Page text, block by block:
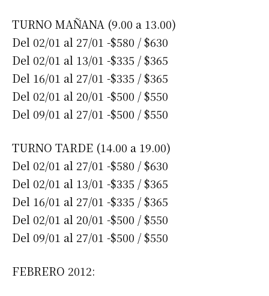
Suscribirme gratis
Dirección de correo electrónico*
Nombre
Apellidos
Número de teléfono
TURNO MAÑANA (9.00 a 13.00)
Del 02/01 al 27/01 -$580 / $630
Del 02/01 al 13/01 -$335 / $365
Del 16/01 al 27/01 -$335 / $365
Del 02/01 al 20/01 -$500 / $550
Del 09/01 al 27/01 -$500 / $550
TURNO TARDE (14.00 a 19.00)
Del 02/01 al 27/01 -$580 / $630
Del 02/01 al 13/01 -$335 / $365
Del 16/01 al 27/01 -$335 / $365
Del 02/01 al 20/01 -$500 / $550
Del 09/01 al 27/01 -$500 / $550
FEBRERO 2012: